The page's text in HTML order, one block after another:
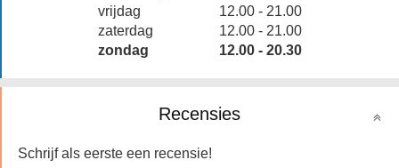
vrijdag
12.00 - 21.00
zaterdag
12.00 - 21.00
zondag
12.00 - 20.30
Recensies
Schrijf als eerste een recensie!